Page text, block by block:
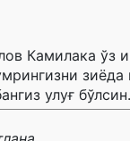
Камилака ўз
улуғ бўлсин.